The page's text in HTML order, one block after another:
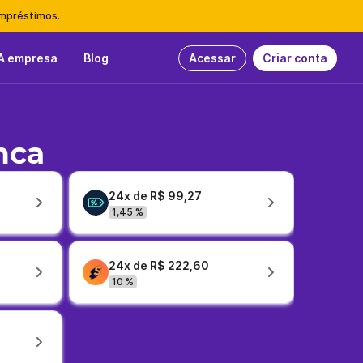
empresa Blog Acessar Criar conta
24x de R$ 99,27
1,45 %
24x de R$ 222,60
10 %